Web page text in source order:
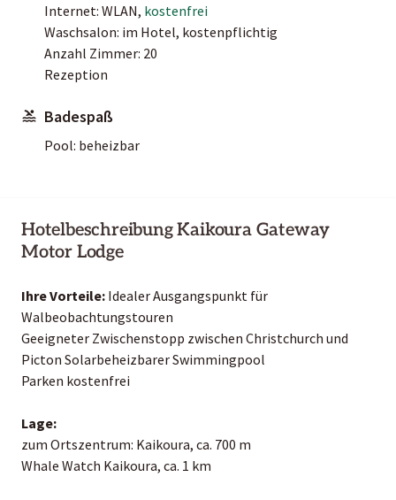
Internet: WLAN, kostenfrei
Waschsalon: im Hotel, kostenpflichtig
Anzahl Zimmer: 20
Rezeption
Badespaß
Pool: beheizbar
Hotelbeschreibung Kaikoura Gateway
Motor Lodge
Ihre Vorteile: Idealer Ausgangspunkt für
Walbeobachtungstouren
Geeigneter Zwischenstopp zwischen Christchurch und
Picton Solarbeheizbarer Swimmingpool
Parken kostenfrei
Lage:
zum Ortszentrum: Kaikoura, ca. 700 m
Whale Watch Kaikoura, ca. 1 km